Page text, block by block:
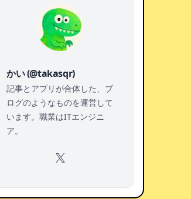
かい (@takasqr)
記事とアプリが合体した、ブ
ログのようなものを運営して
います。職業はITエンジニ
ア。
X